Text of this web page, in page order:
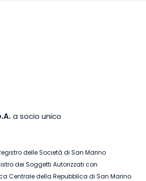
a socio unico
delle Società di San Marino
dei Soggetti Autorizzati con
Centrale della Repubblica di San Marino